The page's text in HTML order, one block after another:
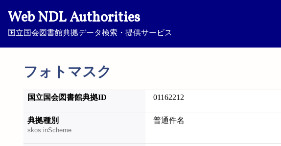
Web NDL Authorities
国立国会図書館典拠データ検索・提供サービス
フォトマスク
国立国会図書館典拠ID 01162212
典拠種別
skos:inScheme
普通件名